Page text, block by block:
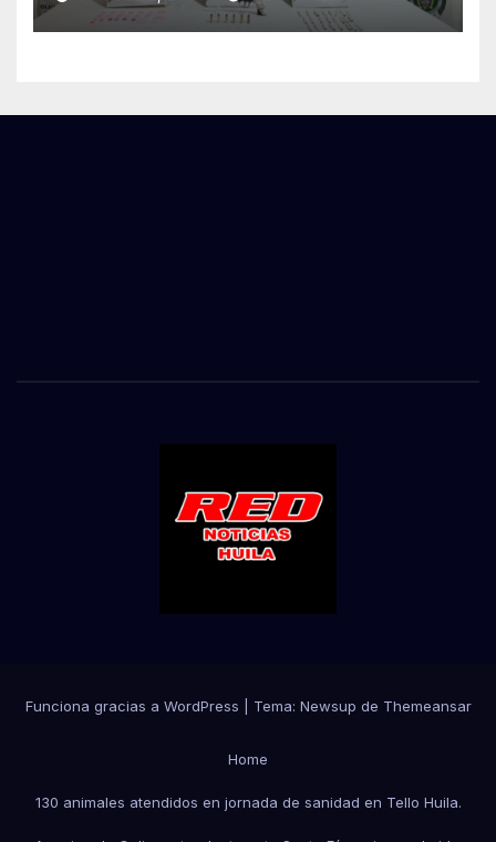
Funciona gracias a WordPress Tema: Newsup de Themeansar
Home
130 animales atendidos en jornada de sanidad en Tello Huila.